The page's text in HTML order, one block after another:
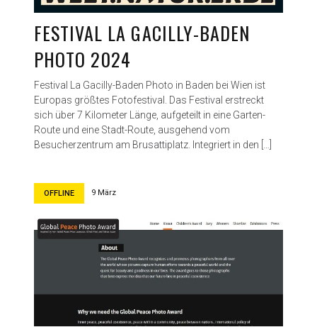
b
r
u
n
d
L
a
G
a
y
FESTIVAL LA GACILLY-BADEN
PHOTO 2024
Festival La Gacilly-Baden Photo in Baden bei Wien ist
Europas größtes Fotofestival. Das Festival erstreckt
sich über 7 Kilometer Länge, aufgeteilt in eine Garten-
Route und eine Stadt-Route, ausgehend vom
Besucherzentrum am Brusattiplatz. Integriert in den […]
OFFLINE 9 März